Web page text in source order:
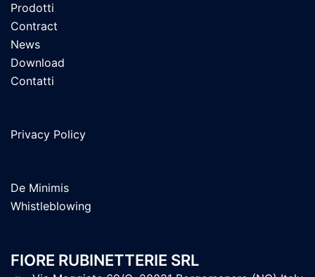
Prodotti
Contract
News
Download
Contatti
Privacy Policy
De Minimis
Whistleblowing
FIORE RUBINETTERIE SRL